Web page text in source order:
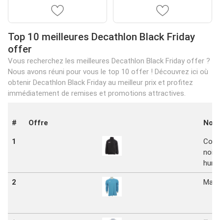
Top 10 meilleures Decathlon Black Friday
offer
Vous recherchez les meilleures Decathlon Black Friday offer ?
Nous avons réuni pour vous le top 10 offer ! Découvrez ici où
obtenir Decathlon Black Friday au meilleur prix et profitez
immédiatement de remises et promotions attractives.
# Offre Nom
1
noir
2